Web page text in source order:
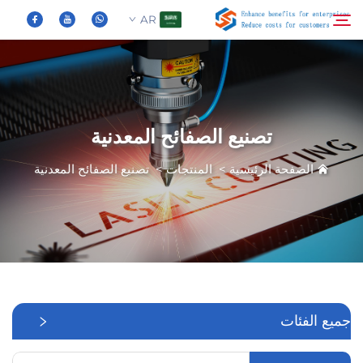
AR
المنتجات
الأخبار
الأسئلة الشائعة
اتصل بنا
بحث
تصنيع الصفائح المعدنية
الصفحة الرئيسية>المنتجات>تصنيع الصفائح المعدنية
جميع الفئات